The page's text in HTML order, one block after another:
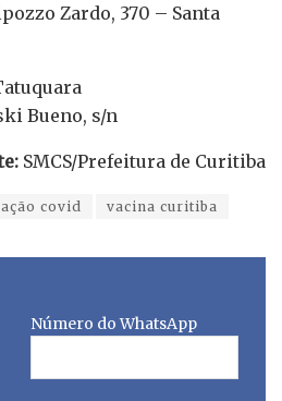
Zardo, 370 – Santa
Bueno, s/n
SMCS/Prefeitura de Curitiba
covid vacina curitiba
Número do WhatsApp